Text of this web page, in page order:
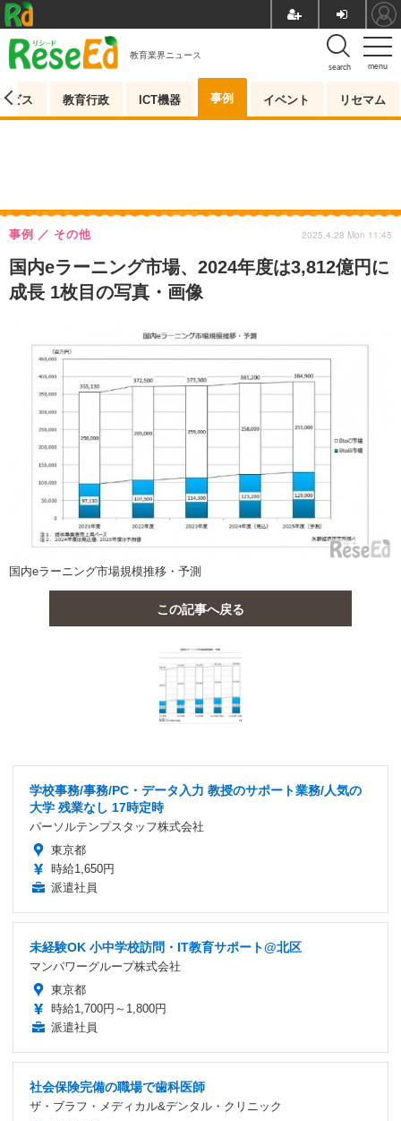
menu
search
教育業界ニュース
ビス 教育行政 ICT機器 事例 イベント リセマム
国内eラーニング市場、2024年度は3,812億円に
成長 1枚目の写真・画像
事例 その他 2025.4.28 Mon 11:45
国内eラーニング市場規模推移・予測
この記事へ戻る
学校事務/事務/PC・データ入力 教授のサポート業務/人気の
大学 残業なし 17時定時
パーソルテンプスタッフ株式会社
東京都
時給1,650円
派遣社員
未経験OK 小中学校訪問・IT教育サポート@北区
マンパワーグループ株式会社
東京都
時給1,700円～1,800円
派遣社員
社会保険完備の職場で歯科医師
ザ・ブラフ・メディカル&デンタル・クリニック